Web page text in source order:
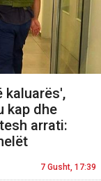
kaluarës',
kap dhe
arrati:
7 Gusht, 17:39